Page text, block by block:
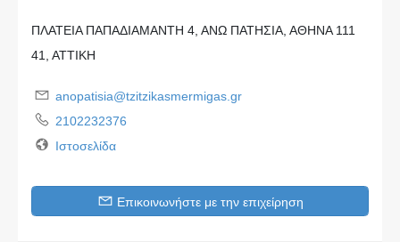
ΠΛΑΤΕΙΑ ΠΑΠΑΔΙΑΜΑΝΤΗ 4, ΑΝΩ ΠΑΤΗΣΙΑ, ΑΘΗΝΑ 111
41, ΑΤΤΙΚΗ
anopatisia@tzitzikasmermigas.gr
2102232376
Ιστοσελίδα
Επικοινωνήστε με την επιχείρηση